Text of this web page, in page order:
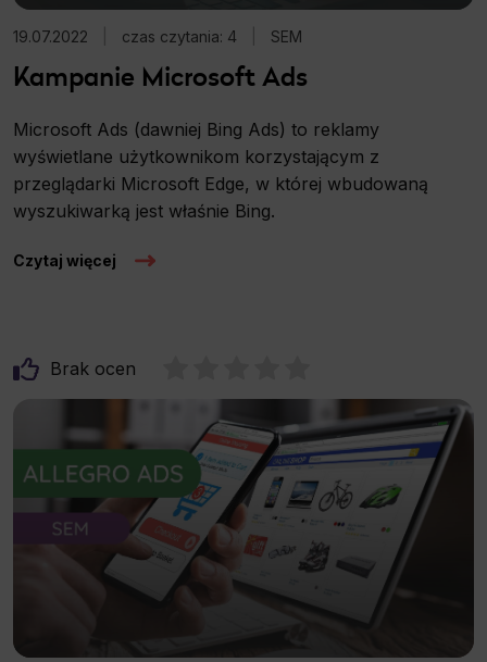
Słownik SEO
social media
Strony internetowe
Sztuczna Inteligencja AI
Web Design
19.07.2022 czas czytania: 4 SEM
Kampanie Microsoft Ads
Microsoft Ads (dawniej Bing Ads) to reklamy
wyświetlane użytkownikom korzystającym z
przeglądarki Microsoft Edge, w której wbudowaną
wyszukiwarką jest właśnie Bing.
Czytaj więcej
Brak ocen